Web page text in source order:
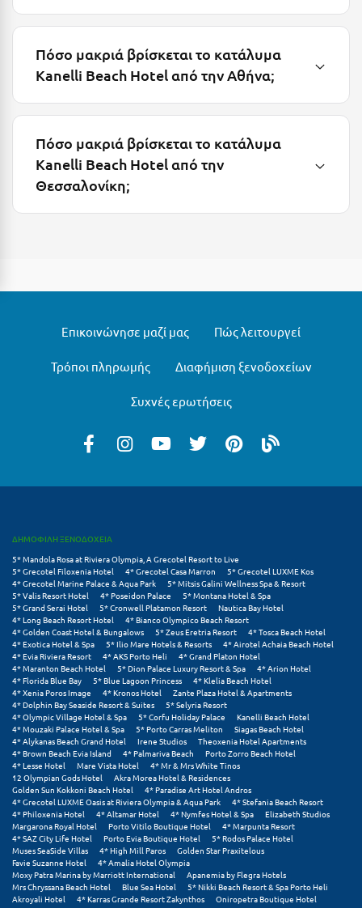
Μεθώνη
Μεσολόγγι
Μεσσηνία
Μετέωρα
Μέτσοβο
Μπούκα Μεσσηνίας
Μύκονος
Ναυπακτία
Ναύπλιο
Νέα Μάκρη
Νέα Στύρα Εύβοιας
Νέοι Πόροι Πιερίας
Ξ
Ξυλόκαστρο
Ο
Ορεινή Αρκαδία
Ορεινή Ναυπακτία
Π
Πόσο μακριά βρίσκεται το κατάλυμα
Kanelli Beach Hotel από την Αθήνα;
Πόσο μακριά βρίσκεται το κατάλυμα
Kanelli Beach Hotel από την
Θεσσαλονίκη;
Επικοινώνησε μαζί μας Πώς λειτουργεί
Τρόποι πληρωμής Διαφήμιση ξενοδοχείων
Συχνές ερωτήσεις
ΔΗΜΟΦΙΛΗ ΞΕΝΟΔΟΧΕΙΑ
5* Mandola Rosa at Riviera Olympia, A Grecotel Resort to Live
5* Grecotel Filoxenia Hotel
4* Grecotel Casa Marron
5* Grecotel LUXME Kos
4* Grecotel Marine Palace & Aqua Park
5* Mitsis Galini Wellness Spa & Resort
5* Valis Resort Hotel
4* Poseidon Palace
5* Montana Hotel & Spa
5* Grand Serai Hotel
5* Cronwell Platamon Resort
Nautica Bay Hotel
4* Long Beach Resort Hotel
4* Bianco Olympico Beach Resort
4* Golden Coast Hotel & Bungalows
5* Zeus Eretria Resort
4* Tosca Beach Hotel
4* Exotica Hotel & Spa
5* Ilio Mare Hotels & Resorts
4* Airotel Achaia Beach Hotel
4* Evia Riviera Resort
4* AKS Porto Heli
4* Grand Platon Hotel
4* Maranton Beach Hotel
5* Dion Palace Luxury Resort & Spa
4* Arion Hotel
4* Florida Blue Bay
5* Blue Lagoon Princess
4* Klelia Beach Hotel
4* Xenia Poros Image
4* Kronos Hotel
Zante Plaza Hotel & Apartments
4* Dolphin Bay Seaside Resort & Suites
5* Selyria Resort
4* Olympic Village Hotel & Spa
5* Corfu Holiday Palace
Kanelli Beach Hotel
4* Mouzaki Palace Hotel & Spa
5* Porto Carras Meliton
Siagas Beach Hotel
4* Alykanas Beach Grand Hotel
Irene Studios
Theoxenia Hotel Apartments
4* Brown Beach Evia Island
4* Palmariva Beach
Porto Zorro Beach Hotel
4* Lesse Hotel
Mare Vista Hotel
4* Mr & Mrs White Tinos
12 Olympian Gods Hotel
Akra Morea Hotel & Residences
Golden Sun Kokkoni Beach Hotel
4* Paradise Art Hotel Andros
4* Grecotel LUXME Oasis at Riviera Olympia & Aqua Park
4* Stefania Beach Resort
4* Philoxenia Hotel
4* Altamar Hotel 4* Nymfes Hotel & Spa
Elizabeth Studios
Margarona Royal Hotel
Porto Vitilo Boutique Hotel
4* Marpunta Resort
4* SAZ City Life Hotel
Porto Evia Boutique Hotel
5* Rodos Palace Hotel
Muses SeaSide Villas
4* High Mill Paros
Golden Star Praxitelous
Favie Suzanne Hotel
4* Amalia Hotel Olympia
Moxy Patra Marina by Marriott International
Apanemia by Flegra Hotels
Mrs Chryssana Beach Hotel
Blue Sea Hotel
5* Nikki Beach Resort & Spa Porto Heli
Akroyali Hotel
4* Karras Grande Resort Zakynthos
Oniropetra Boutique Hotel